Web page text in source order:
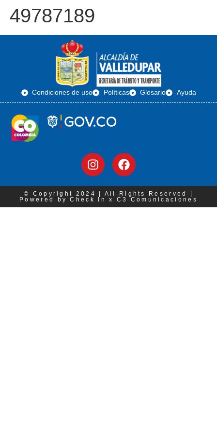
49787189
Condiciones de uso Políticas Glosario Ayuda
© Copyright 2024 | All Rights Reserved |
Powered by Check In x C3 Comunicaciones